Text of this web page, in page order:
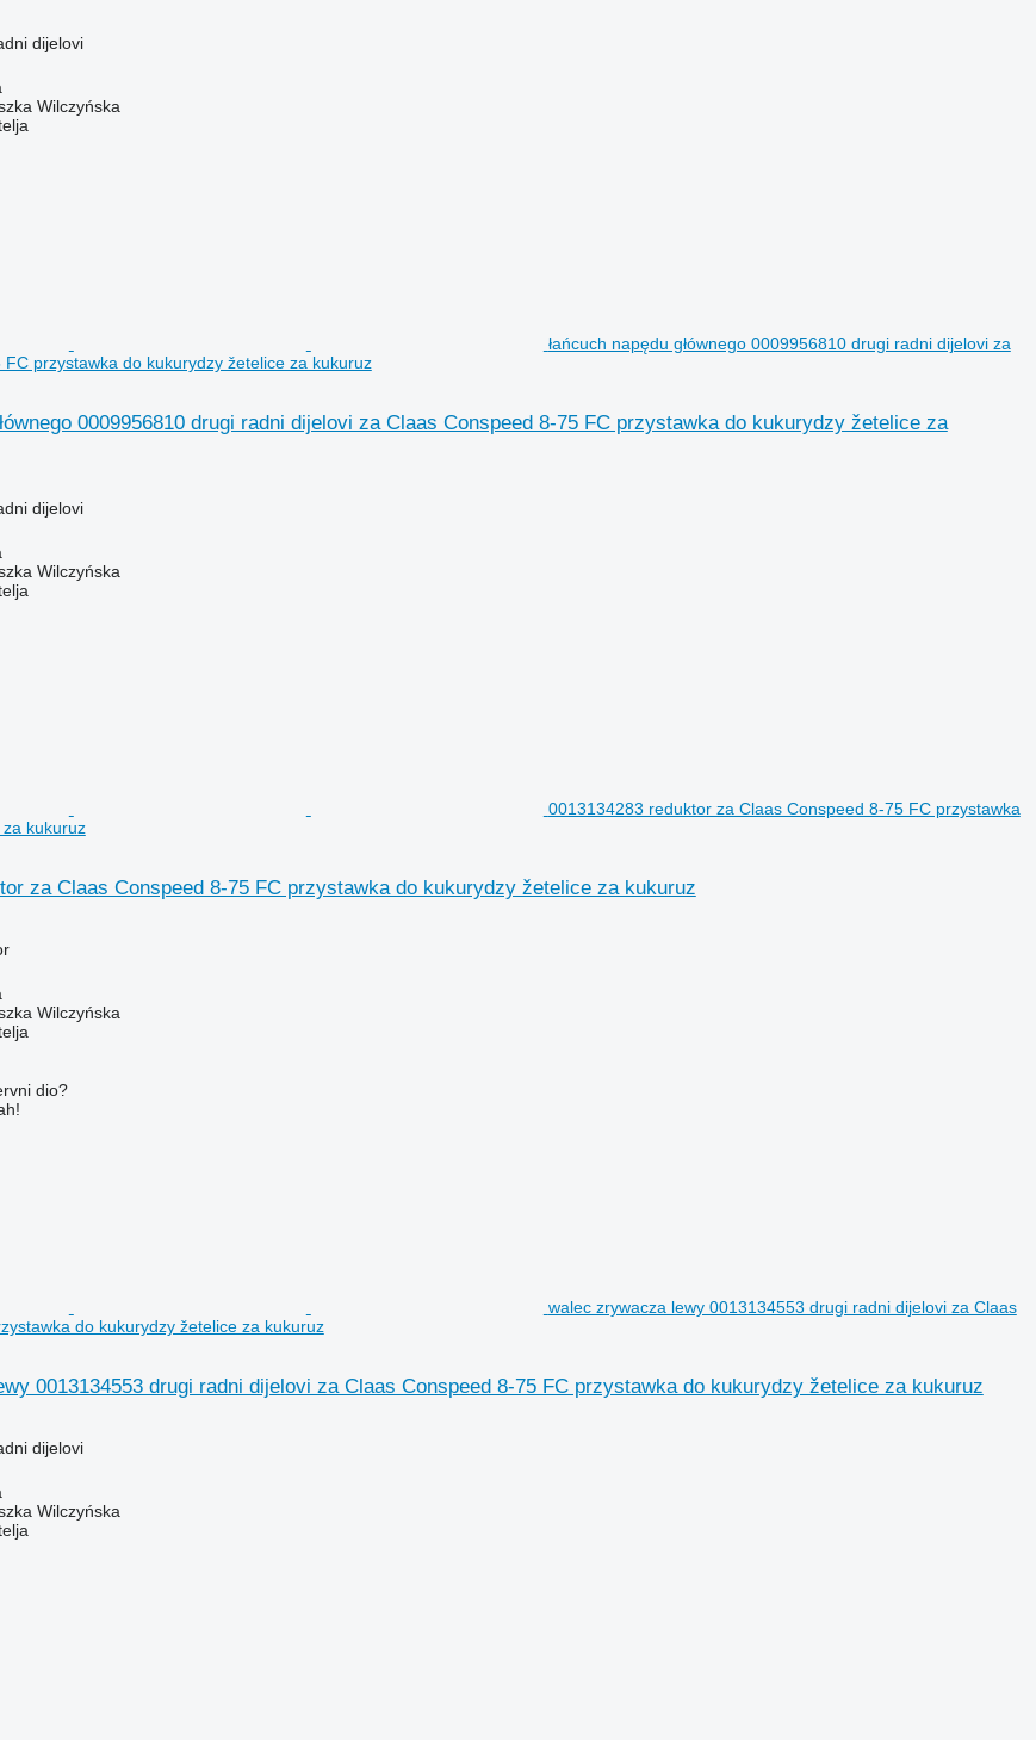
dijelovi
Wilczyńska
łańcuch napędu głównego 0009956810 drugi radni dijelovi za
przystawka do kukurydzy žetelice za kukuruz
0009956810 drugi radni dijelovi za Claas Conspeed 8-75 FC przystawka do kukurydzy žetelice za
dijelovi
Wilczyńska
0013134283 reduktor za Claas Conspeed 8-75 FC przystawka
kukuruz
za Claas Conspeed 8-75 FC przystawka do kukurydzy žetelice za kukuruz
Wilczyńska
dio?
walec zrywacza lewy 0013134553 drugi radni dijelovi za Claas
do kukurydzy žetelice za kukuruz
0013134553 drugi radni dijelovi za Claas Conspeed 8-75 FC przystawka do kukurydzy žetelice za kukuruz
dijelovi
Wilczyńska